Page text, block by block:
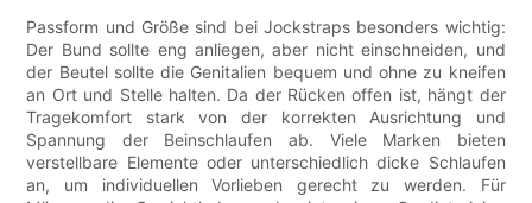
Passform und Größe sind bei Jockstraps besonders wichtig:
Der Bund sollte eng anliegen, aber nicht einschneiden, und
der Beutel sollte die Genitalien bequem und ohne zu kneifen
an Ort und Stelle halten. Da der Rücken offen ist, hängt der
Tragekomfort stark von der korrekten Ausrichtung und
Spannung der Beinschlaufen ab. Viele Marken bieten
verstellbare Elemente oder unterschiedlich dicke Schlaufen
an, um individuellen Vorlieben gerecht zu werden. Für